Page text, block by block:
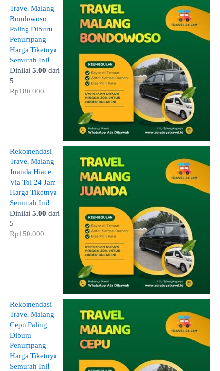
Travel Malang
Bondowoso
Paling Diburu
Penumpang
Harga Tiketnya
Semurah Ini❗
Dinilai 5.00 dari
5
Rp180.000
Rekomendasi
Travel Malang
Juanda Hiace
Via Tol 24 Jam
Harga Tiketnya
Semurah Ini❗
Dinilai 5.00 dari
5
Rp150.000
Rekomendasi
Travel Malang
Cepu Paling
Diburu
Penumpang
Harga Tiketnya
Semurah Ini❗